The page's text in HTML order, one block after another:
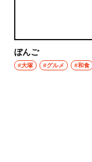
ぼんご
#大塚 #グルメ #和食